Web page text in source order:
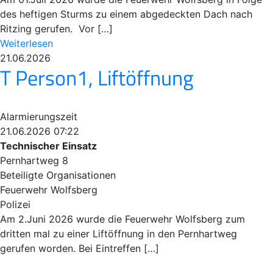
des heftigen Sturms zu einem abgedeckten Dach nach
Ritzing gerufen. Vor […]
Weiterlesen
21.06.2026
T Person1, Liftöffnung
Alarmierungszeit
21.06.2026 07:22
Technischer Einsatz
Pernhartweg 8
Beteiligte Organisationen
Feuerwehr Wolfsberg
Polizei
Am 2.Juni 2026 wurde die Feuerwehr Wolfsberg zum
dritten mal zu einer Liftöffnung in den Pernhartweg
gerufen worden. Bei Eintreffen […]